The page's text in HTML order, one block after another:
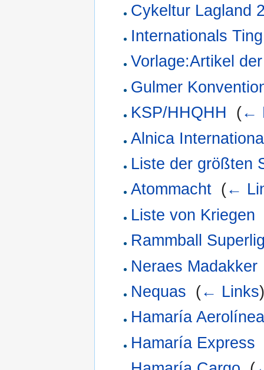
Cykeltur Lagland
Internationals
Vorlage:Artikel
Gulmer
KSP/HHQHH
(←
Alnica
Liste der größten
Atommacht‎ (←
Liste von Kriegen
Rammball
Neraes Madakker
Nequas (← Links)
Hamaría
Hamaría Express